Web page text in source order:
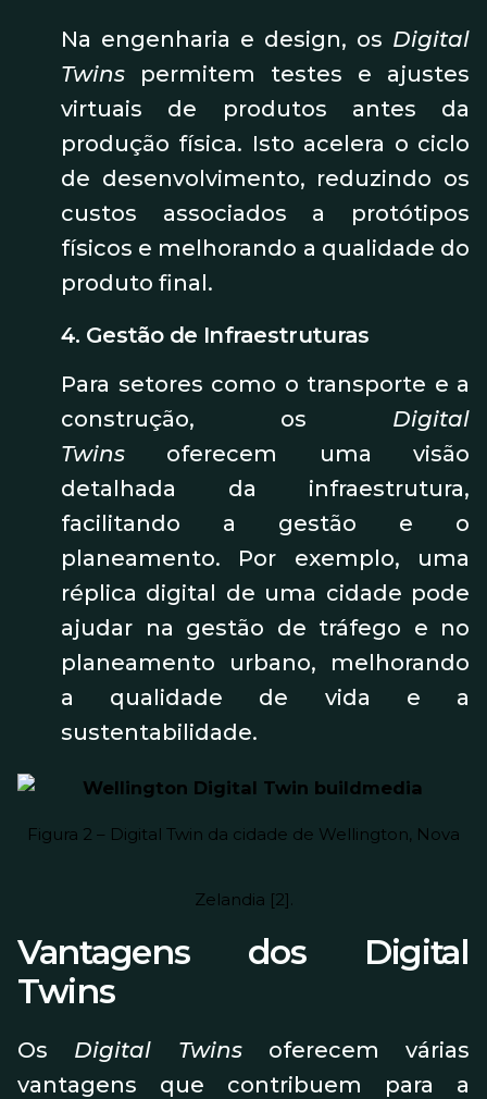
Na engenharia e design, os Digital
Twins permitem testes e ajustes
virtuais de produtos antes da
produção física. Isto acelera o ciclo
de desenvolvimento, reduzindo os
custos associados a protótipos
físicos e melhorando a qualidade do
produto final.
4. Gestão de Infraestruturas
Para setores como o transporte e a
construção, os Digital
Twins oferecem uma visão
detalhada da infraestrutura,
facilitando a gestão e o
planeamento. Por exemplo, uma
réplica digital de uma cidade pode
ajudar na gestão de tráfego e no
planeamento urbano, melhorando
a qualidade de vida e a
sustentabilidade.
Figura 2 – Digital Twin da cidade de Wellington, Nova
Zelandia [2].
Vantagens dos Digital
Twins
Os Digital Twinsoferecem várias
vantagens que contribuem para a